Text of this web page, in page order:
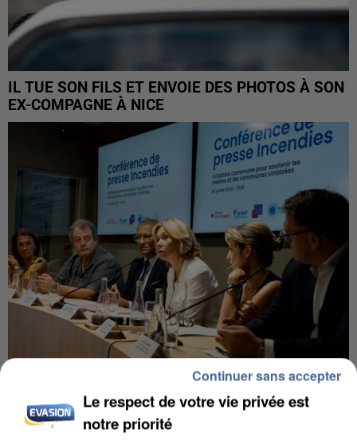
IL TUE SON FILS ET ENVOIE DES PHOTOS À SON
EX-COMPAGNE À NICE
INCENDIES : L’ÎLE-DE-FRANCE LANCE UN ÉLAN
DE SOLIDARITÉ AVEC LES...
Le respect de votre vie privée est
notre priorité
Continuer sans accepter